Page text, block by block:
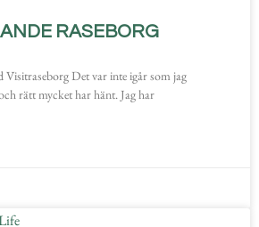
RASEBORG
Visitraseborg Det var inte igår som jag
rätt mycket har hänt. Jag har